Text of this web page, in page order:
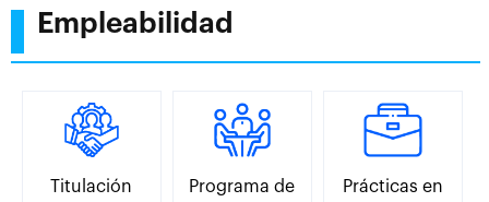
Empleabilidad
Titulación
Programa de
Prácticas en